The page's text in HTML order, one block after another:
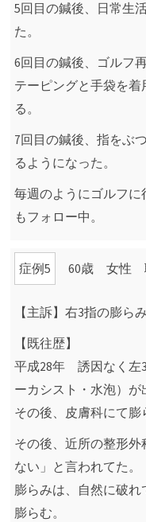
5回目の鍼後、日常生
た。
6回目の鍼後、ゴルフ再
テーピングと手袋を
る。
7回目の鍼後、指をぶ
るようになった。
毎週のようにゴルフ
もフォロー中。
症例5 60歳 女性
【主訴】右3指の膨ら
【既往歴】
平成28年 誘因なく左
ーカシスト・水泡）が
その後、皮膚科にて膨
その後、近所の整形
ない」と言われてた。
膨らみは、自然に破れ
膨らむ。